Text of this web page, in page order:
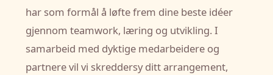
har som formål å løfte frem dine beste idéer
gjennom teamwork, læring og utvikling. I
samarbeid med dyktige medarbeidere og
partnere vil vi skreddersy ditt arrangement,